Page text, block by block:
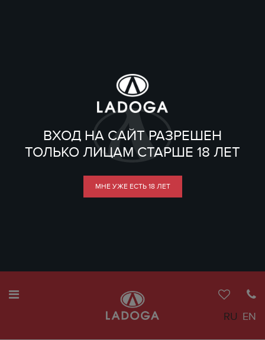
ВХОД НА САЙТ РАЗРЕШЕН
ТОЛЬКО ЛИЦАМ СТАРШЕ 18 ЛЕТ
МНЕ УЖЕ ЕСТЬ 18 ЛЕТ
RU EN